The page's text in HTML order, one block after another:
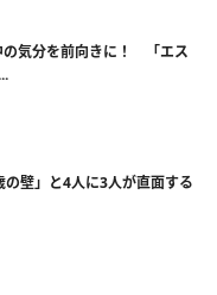
の気分を前向きに！ 「エス
の壁」と4人に3人が直面する